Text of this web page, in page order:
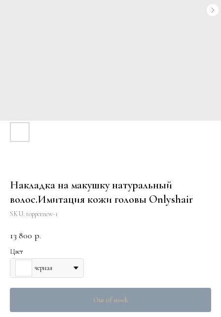
Накладка на макушку натуральный
волос.Имитация кожи головы Onlyshair
SKU: toppernew-1
13 800 р.
Цвет
черная
Out of stock